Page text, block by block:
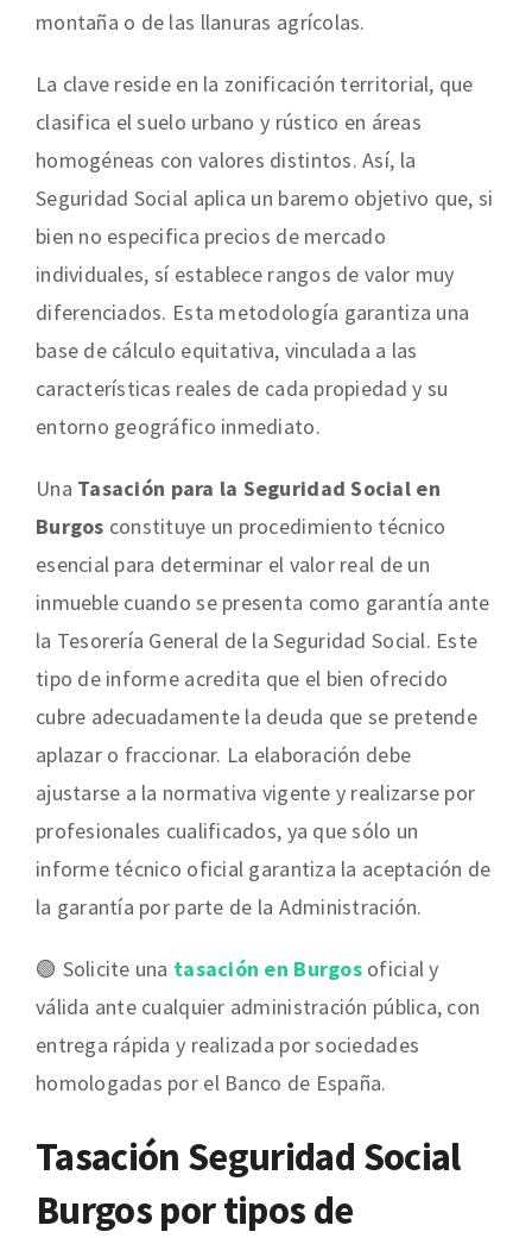
montaña o de las llanuras agrícolas.
La clave reside en la zonificación territorial, que
clasifica el suelo urbano y rústico en áreas
homogéneas con valores distintos. Así, la
Seguridad Social aplica un baremo objetivo que, si
bien no especifica precios de mercado
individuales, sí establece rangos de valor muy
diferenciados. Esta metodología garantiza una
base de cálculo equitativa, vinculada a las
características reales de cada propiedad y su
entorno geográfico inmediato.
Una Tasación para la Seguridad Social en
Burgos constituye un procedimiento técnico
esencial para determinar el valor real de un
inmueble cuando se presenta como garantía ante
la Tesorería General de la Seguridad Social. Este
tipo de informe acredita que el bien ofrecido
cubre adecuadamente la deuda que se pretende
aplazar o fraccionar. La elaboración debe
ajustarse a la normativa vigente y realizarse por
profesionales cualificados, ya que sólo un
informe técnico oficial garantiza la aceptación de
la garantía por parte de la Administración.
🟢 Solicite una tasación en Burgosoficial y
válida ante cualquier administración pública, con
entrega rápida y realizada por sociedades
homologadas por el Banco de España.
Tasación Seguridad Social
Burgos por tipos de